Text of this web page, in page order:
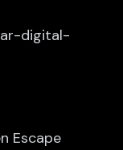
digital-
Escape